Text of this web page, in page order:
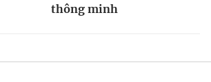
thông minh